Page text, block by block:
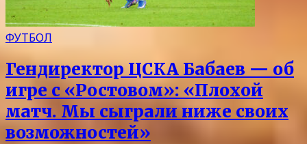
ФУТБОЛ
Гендиректор ЦСКА Бабаев — об
игре с «Ростовом»: «Плохой
матч. Мы сыграли ниже своих
возможностей»